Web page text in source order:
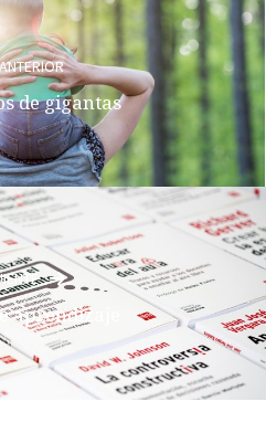
ANTERIOR
de gigantas
aprendizaje